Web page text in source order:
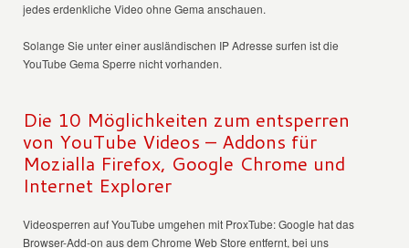
jedes erdenkliche Video ohne Gema anschauen.
Solange Sie unter einer ausländischen IP Adresse surfen ist die
YouTube Gema Sperre nicht vorhanden.
Die 10 Möglichkeiten zum entsperren
von YouTube Videos – Addons für
Mozialla Firefox, Google Chrome und
Internet Explorer
Videosperren auf YouTube umgehen mit ProxTube: Google hat das
Browser-Add-on aus dem Chrome Web Store entfernt, bei uns